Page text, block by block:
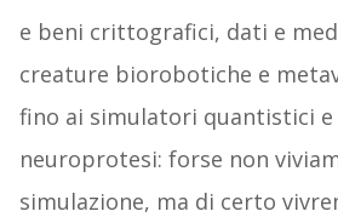
e beni crittografici, dati e
creature biorobotiche e
fino ai simulatori quantistici e
neuroprotesi: forse non
simulazione, ma di certo